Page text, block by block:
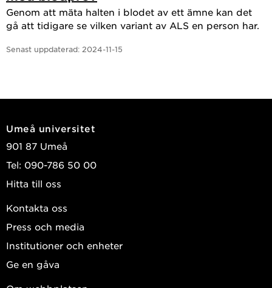
Genom att mäta halten i blodet av ett ämne kan det
gå att tidigare se vilken variant av ALS en person har.
Senast uppdaterad: 2024-11-15
Umeå universitet
901 87 Umeå
Tel: 090-786 50 00
Hitta till oss
Kontakta oss
Press och media
Institutioner och enheter
Ge en gåva